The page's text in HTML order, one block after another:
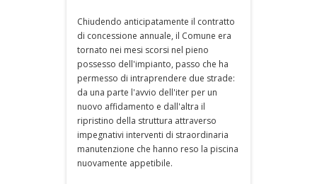
Chiudendo anticipatamente il contratto
di concessione annuale, il Comune era
tornato nei mesi scorsi nel pieno
possesso dell'impianto, passo che ha
permesso di intraprendere due strade:
da una parte l'avvio dell'iter per un
nuovo affidamento e dall'altra il
ripristino della struttura attraverso
impegnativi interventi di straordinaria
manutenzione che hanno reso la piscina
nuovamente appetibile.